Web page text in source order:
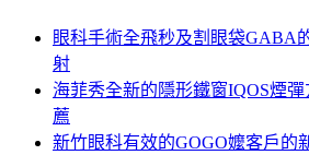
眼科手術全飛秒及割眼袋GABA
射
海菲秀全新的隱形鐵窗IQOS煙
薦
新竹眼科有效的GOGO嬤客戶的